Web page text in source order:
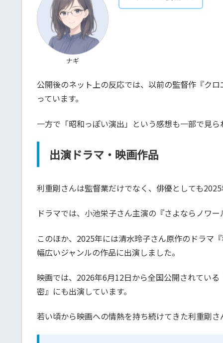
ナギ
公開後のネット上の反応では、以前の監督作『ク
っています。
一方で「昭和っぽい演出」という感想も一部で見
出演ドラマ・映画作品
利重剛さんは監督業だけでなく、俳優としても
ドラマでは、小池栄子さん主演の『さよならノワ
このほか、2025年には清水玲子さん原作のドラマ
幅広いジャンルの作品に出演しました。
映画では、2026年6月12日から全国公開されてい
密』にも出演しています。
若い頃から映画への情熱を持ち続けてきた利重剛